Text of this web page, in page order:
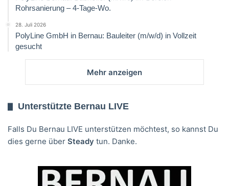
Rohrsanierung – 4-Tage-Wo.
28. Juli 2026
PolyLine GmbH in Bernau: Bauleiter (m/w/d) in Vollzeit
gesucht
Mehr anzeigen
Unterstützte Bernau LIVE
Falls Du Bernau LIVE unterstützen möchtest, so kannst Du
dies gerne über Steady tun. Danke.